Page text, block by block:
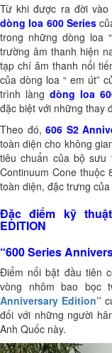
Từ khi được ra đời
dòng loa 600 Series
trong những dòng loa
trường âm thanh hiện
tạp chí âm thanh nổi
của dòng loa “ em út”
trình làng dòng loa
đặc biệt với những thay
Theo đó,606 S2
toàn diện cho không
tiêu chuẩn của bộ
Continuum Cone thuộc
toàn diện, đặc trưng
Đặc điểm kỹ
EDITION
“600 Series
Điểm nổi bật đầu tiên
vòng nhôm bao bọc
Anniversary Edition”
đối với những người
Anh Quốc này.